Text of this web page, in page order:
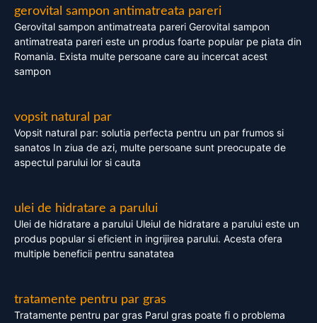
gerovital sampon antimatreata pareri
Gerovital sampon antimatreata pareri Gerovital sampon
antimatreata pareri este un produs foarte popular pe piata din
Romania. Exista multe persoane care au incercat acest
sampon
vopsit natural par
Vopsit natural par: solutia perfecta pentru un par frumos si
sanatos In ziua de azi, multe persoane sunt preocupate de
aspectul parului lor si cauta
ulei de hidratare a parului
Ulei de hidratare a parului Uleiul de hidratare a parului este un
produs popular si eficient in ingrijirea parului. Acesta ofera
multiple beneficii pentru sanatatea
tratamente pentru par gras
Tratamente pentru par gras Parul gras poate fi o problema